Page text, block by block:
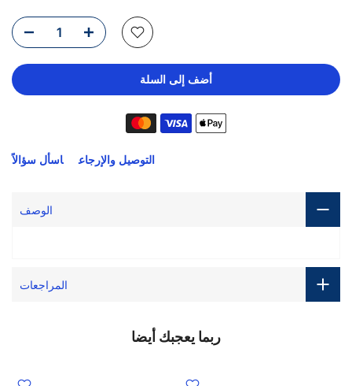
أضف إلى السلة
التوصيل والإرجاع اسأل سؤالاً
الوصف
المراجعات
ربما يعجبك أيضا